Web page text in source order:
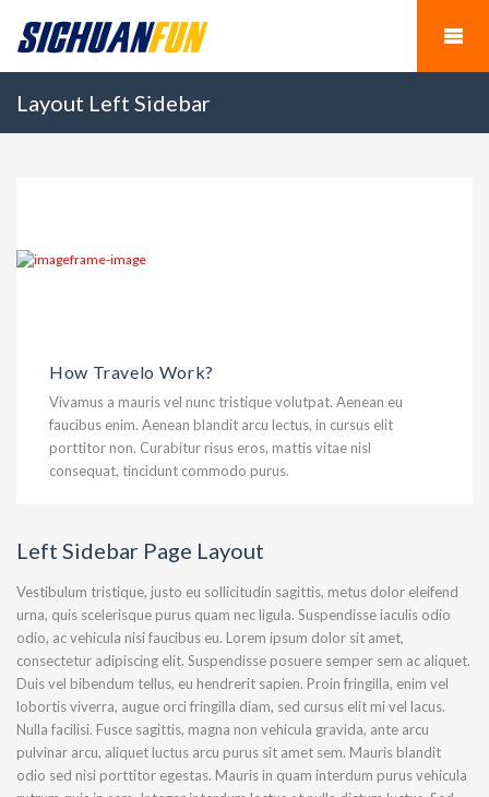
Layout Left Sidebar
How Travelo Work?
Vivamus a mauris vel nunc tristique volutpat. Aenean eu
faucibus enim. Aenean blandit arcu lectus, in cursus elit
porttitor non. Curabitur risus eros, mattis vitae nisl
consequat, tincidunt commodo purus.
Left Sidebar Page Layout
Vestibulum tristique, justo eu sollicitudin sagittis, metus dolor eleifend
urna, quis scelerisque purus quam nec ligula. Suspendisse iaculis odio
odio, ac vehicula nisi faucibus eu. Lorem ipsum dolor sit amet,
consectetur adipiscing elit. Suspendisse posuere semper sem ac aliquet.
Duis vel bibendum tellus, eu hendrerit sapien. Proin fringilla, enim vel
lobortis viverra, augue orci fringilla diam, sed cursus elit mi vel lacus.
Nulla facilisi. Fusce sagittis, magna non vehicula gravida, ante arcu
pulvinar arcu, aliquet luctus arcu purus sit amet sem. Mauris blandit
odio sed nisi porttitor egestas. Mauris in quam interdum purus vehicula